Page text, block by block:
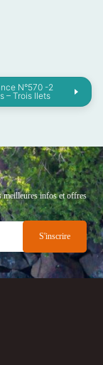
N°570 -2
– Trois Ilets
meilleures infos et offres